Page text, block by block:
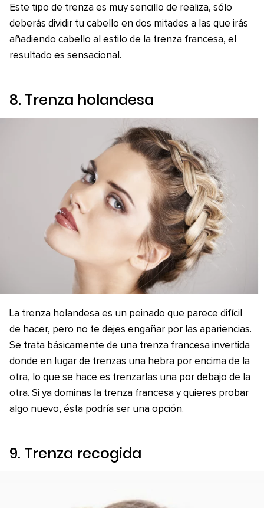
Este tipo de trenza es muy sencillo de realiza, sólo
deberás dividir tu cabello en dos mitades a las que irás
añadiendo cabello al estilo de la trenza francesa, el
resultado es sensacional.
8. Trenza holandesa
La trenza holandesa es un peinado que parece difícil
de hacer, pero no te dejes engañar por las apariencias.
Se trata básicamente de una trenza francesa invertida
donde en lugar de trenzas una hebra por encima de la
otra, lo que se hace es trenzarlas una por debajo de la
otra. Si ya dominas la trenza francesa y quieres probar
algo nuevo, ésta podría ser una opción.
9. Trenza recogida